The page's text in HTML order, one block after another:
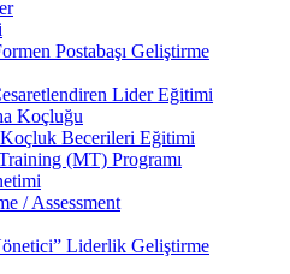
Postabaşı Geliştirme
Lider Eğitimi
Koçluğu
Becerileri Eğitimi
(MT) Programı
/ Assessment
Liderlik Geliştirme